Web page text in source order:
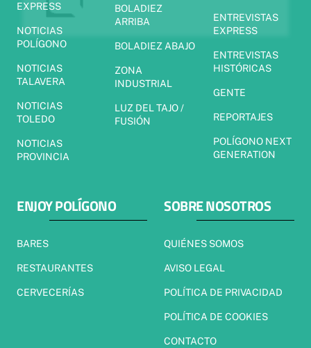
EXPRESS
NOTICIAS
POLÍGONO
NOTICIAS
TALAVERA
NOTICIAS
TOLEDO
NOTICIAS
PROVINCIA
BOLADIEZ
ARRIBA
BOLADIEZ ABAJO
ZONA
INDUSTRIAL
LUZ DEL TAJO /
FUSIÓN
ENTREVISTAS
EXPRESS
ENTREVISTAS
HISTÓRICAS
GENTE
REPORTAJES
POLÍGONO NEXT
GENERATION
ENJOY POLÍGONO
BARES
RESTAURANTES
CERVECERÍAS
SOBRE NOSOTROS
QUIÉNES SOMOS
AVISO LEGAL
POLÍTICA DE PRIVACIDAD
POLÍTICA DE COOKIES
CONTACTO